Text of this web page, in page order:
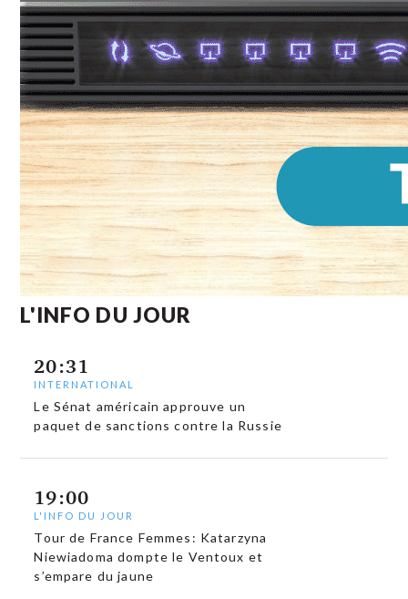
L'INFO DU JOUR
20:31
INTERNATIONAL
Le Sénat américain approuve un
paquet de sanctions contre la Russie
19:00
L'INFO DU JOUR
Tour de France Femmes: Katarzyna
Niewiadoma dompte le Ventoux et
s’empare du jaune